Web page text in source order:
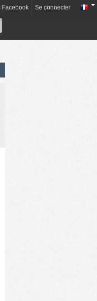
Facebook Se connecter